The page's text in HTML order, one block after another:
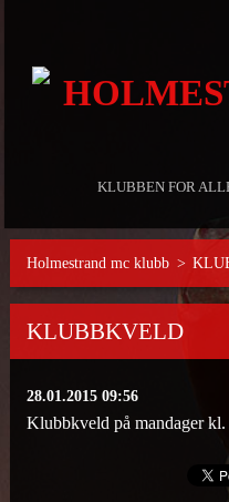
KLUBBEN FOR
Holmestrand mc klubb >
KLUBBKVELD
28.01.2015 09:56
Klubbkveld på mandager